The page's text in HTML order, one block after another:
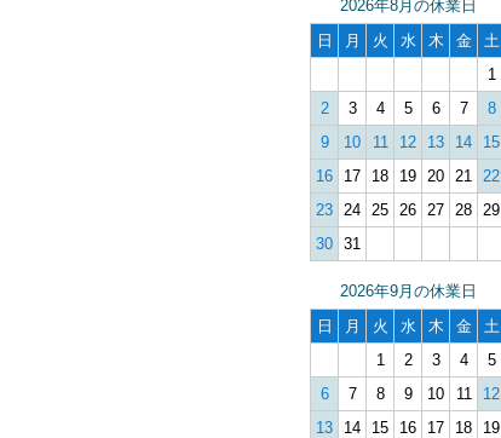
2026年8月の休業日
日
月 火 水 木 金
土
1
2
3 4 5 6 7
8
9
10 11 12 13 14
15
16
17 18 19 20 21 22
23 24 25 26 27 28 29
30 31
2026年9月の休業日
日
月 火 水 木 金
土
1
2 3 4
5
6
7 8 9 10 11
12
13
14 15 16 17 18
19